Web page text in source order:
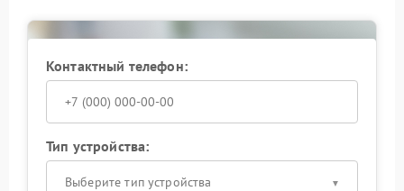
Контактный телефон:
Тип устройства:
Выберите тип устройства